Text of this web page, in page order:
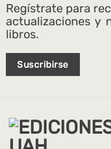
Regístrate para
actualizaciones y
libros.
Suscribirse